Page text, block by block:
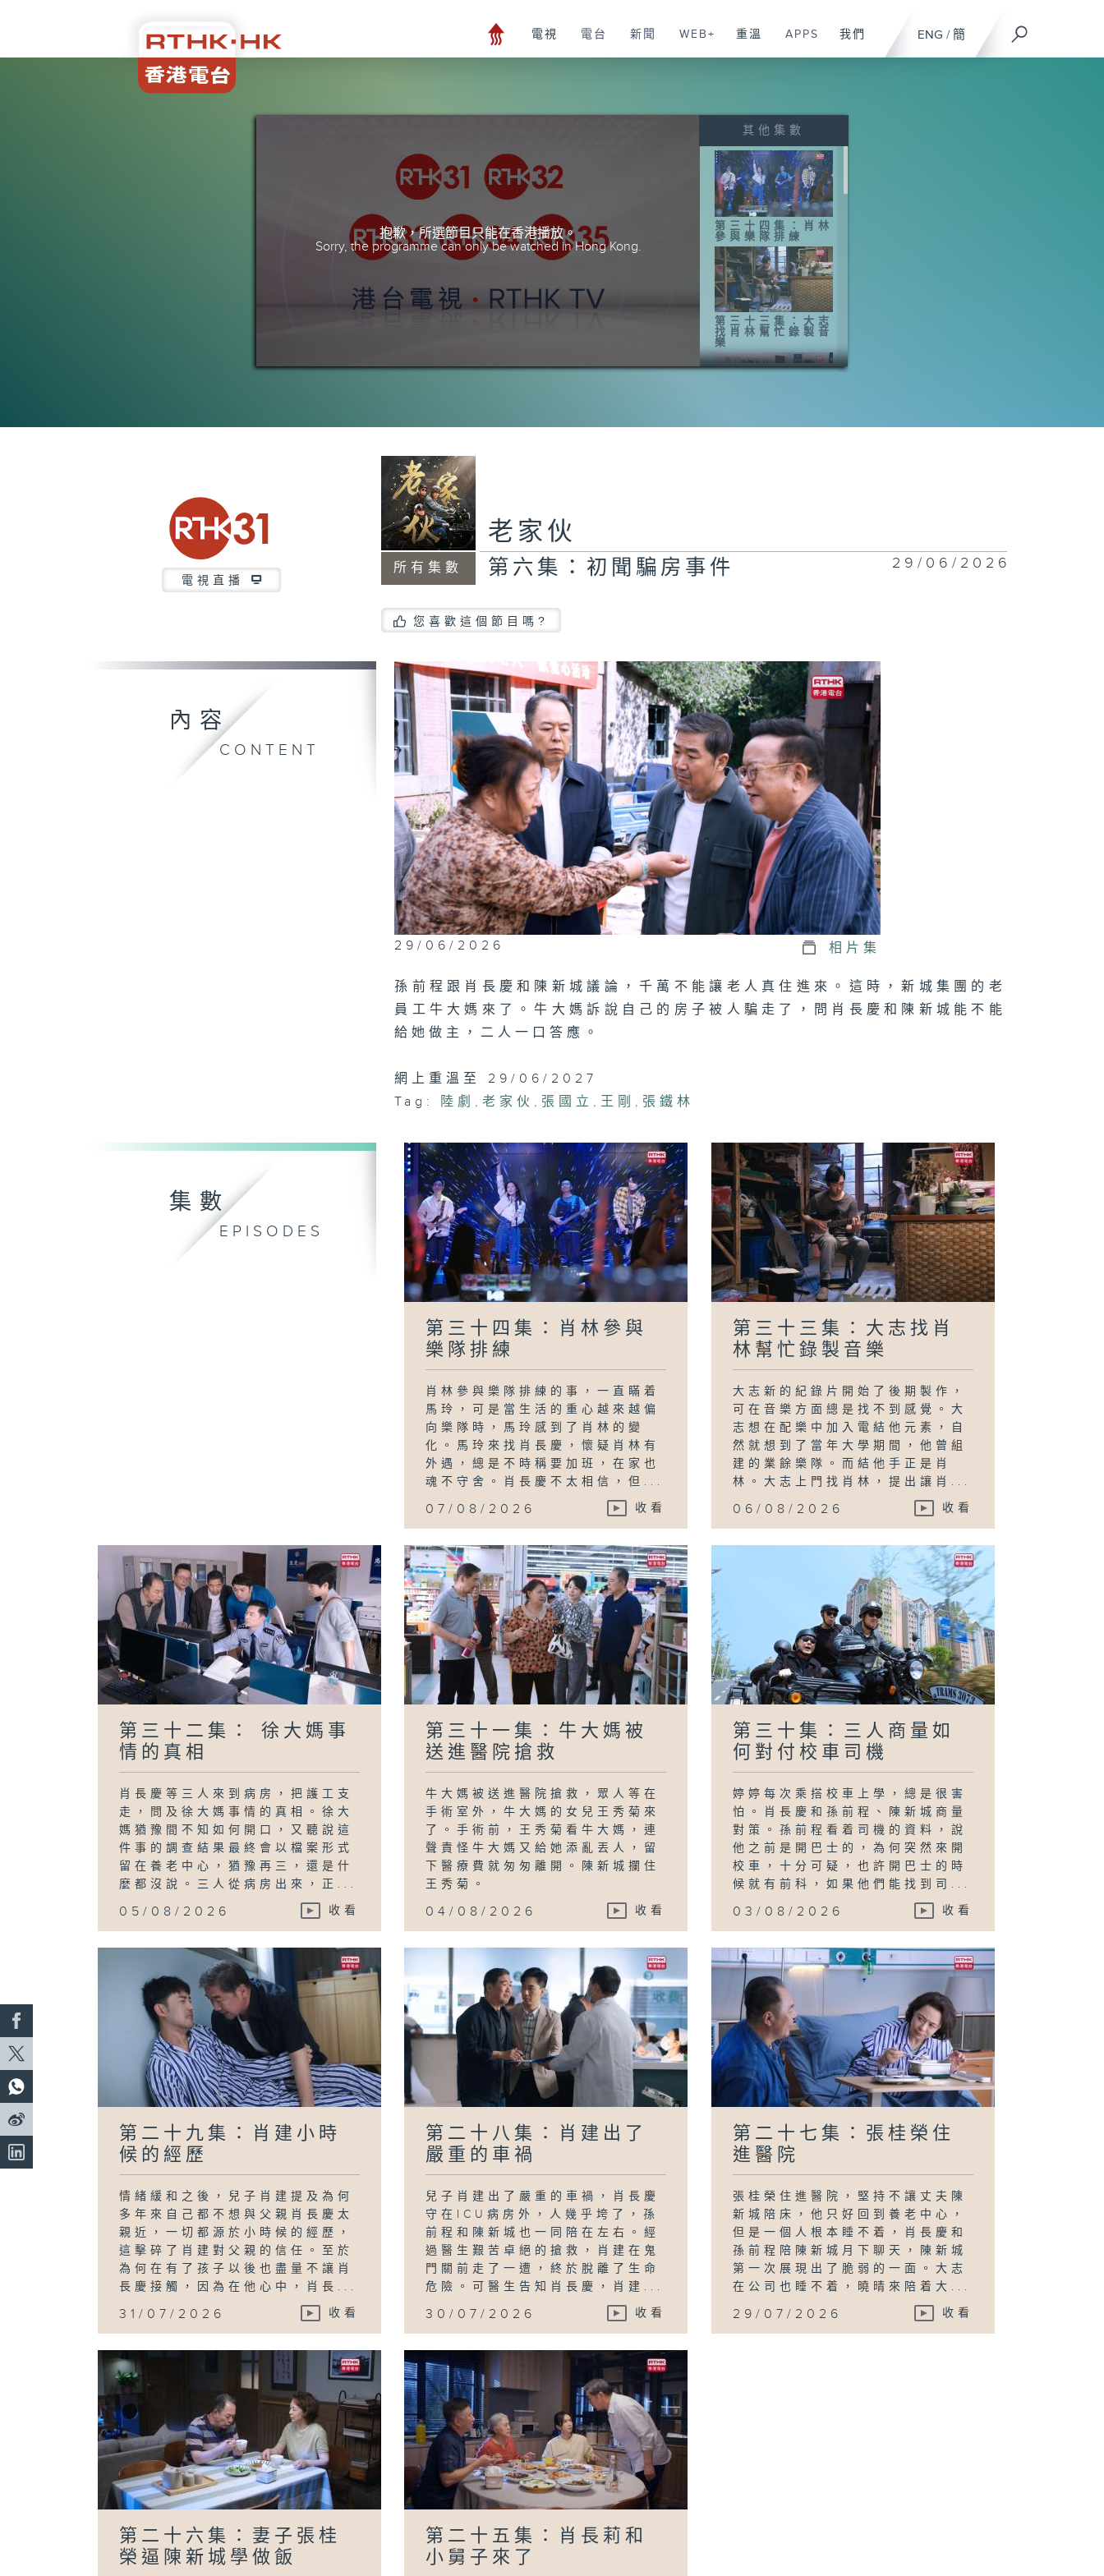
ENG / 簡
電視 電台 新聞 WEB+ 重溫 APPS 我們
抱歉，所選節目只能在香港播放。
Sorry, the programme can only be watched in Hong Kong.
其他集數
第三十四集：肖林
參與樂隊排練
第三十三集：大志
找肖林幫忙錄製音
樂
第三十二集： 徐
第二十九集：肖建
小時候的經歷
第二十八集：肖建
出了嚴重的車禍
第二十七集：張桂
榮住進醫院
第二十六集：妻子
電視直播
所有集數
老家伙
第六集：初聞騙房事件 29/06/2026
您喜歡這個節目嗎?
內容
CONTENT
29/06/2026 相片集
孫前程跟肖長慶和陳新城議論，千萬不能讓老人真住進來。這時，新城集團的老
員工牛大媽來了。牛大媽訴說自己的房子被人騙走了，問肖長慶和陳新城能不能
給她做主，二人一口答應。
網上重溫至 29/06/2027
Tag:
陸劇 ,老家伙 , 張國立 ,王剛 , 張鐵林
集數
EPISODES
第三十四集：肖林參與
樂隊排練
肖林參與樂隊排練的事，一直瞞着
馬玲，可是當生活的重心越來越偏
向樂隊時，馬玲感到了肖林的變
化。馬玲來找肖長慶，懷疑肖林有
外遇，總是不時稱要加班，在家也
魂不守舍。肖長慶不太相信，但...
07/08/2026 收看
第三十三集：大志找肖
林幫忙錄製音樂
大志新的紀錄片開始了後期製作，
可在音樂方面總是找不到感覺。大
志想在配樂中加入電結他元素，自
然就想到了當年大學期間，他曾組
建的業餘樂隊。而結他手正是肖
林。大志上門找肖林，提出讓肖...
06/08/2026 收看
第三十二集： 徐大媽事
情的真相
肖長慶等三人來到病房，把護工支
走，問及徐大媽事情的真相。徐大
媽猶豫間不知如何開口，又聽說這
件事的調查結果最終會以檔案形式
留在養老中心，猶豫再三，還是什
麼都沒說。三人從病房出來，正...
05/08/2026 收看
第三十一集：牛大媽被
送進醫院搶救
牛大媽被送進醫院搶救，眾人等在
手術室外，牛大媽的女兒王秀菊來
了。手術前，王秀菊看牛大媽，連
聲責怪牛大媽又給她添亂丟人，留
下醫療費就匆匆離開。陳新城攔住
王秀菊。
04/08/2026 收看
第三十集：三人商量如
何對付校車司機
婷婷每次乘搭校車上學，總是很害
怕。肖長慶和孫前程、陳新城商量
對策。孫前程看着司機的資料，說
他之前是開巴士的，為何突然來開
校車，十分可疑，也許開巴士的時
候就有前科，如果他們能找到司...
03/08/2026 收看
第二十九集：肖建小時
候的經歷
情緒緩和之後，兒子肖建提及為何
多年來自己都不想與父親肖長慶太
親近，一切都源於小時候的經歷，
這擊碎了肖建對父親的信任。至於
為何在有了孩子以後也盡量不讓肖
長慶接觸，因為在他心中，肖長...
31/07/2026 收看
第二十八集：肖建出了
嚴重的車禍
兒子肖建出了嚴重的車禍，肖長慶
守在ICU病房外，人幾乎垮了，孫
前程和陳新城也一同陪在左右。經
過醫生艱苦卓絕的搶救，肖建在鬼
門關前走了一遭，終於脫離了生命
危險。可醫生告知肖長慶，肖建...
30/07/2026 收看
第二十七集：張桂榮住
進醫院
張桂榮住進醫院，堅持不讓丈夫陳
新城陪床，他只好回到養老中心，
但是一個人根本睡不着，肖長慶和
孫前程陪陳新城月下聊天，陳新城
第一次展現出了脆弱的一面。大志
在公司也睡不着，曉晴來陪着大...
29/07/2026 收看
第二十六集：妻子張桂
榮逼陳新城學做飯
第二十五集：肖長莉和
小舅子來了